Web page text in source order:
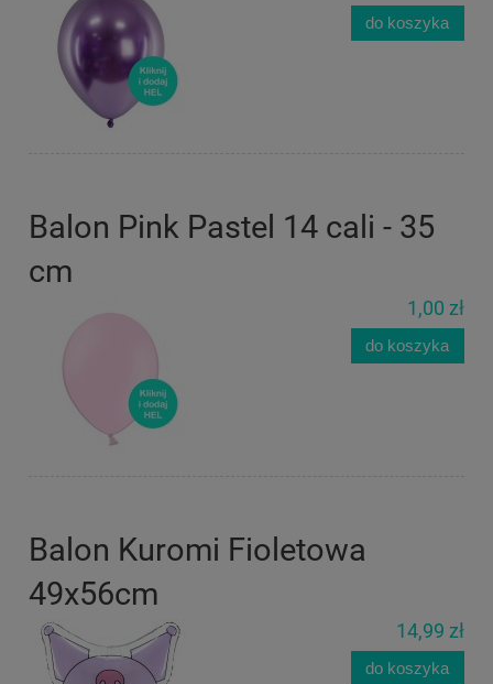
do koszyka
Balon Pink Pastel 14 cali - 35
cm
1,00 zł
do koszyka
Balon Kuromi Fioletowa
49x56cm
14,99 zł
do koszyka